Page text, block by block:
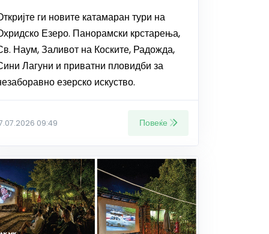
ги новите катамаран тури на
Езеро. Панорамски крстарења,
Наум, Заливот на Коските, Радожда,
Лагуни и приватни пловидби за
езерско искуство.
09:49 Повеќе